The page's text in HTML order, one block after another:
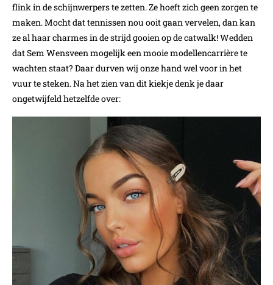
flink in de schijnwerpers te zetten. Ze hoeft zich geen zorgen te
maken. Mocht dat tennissen nou ooit gaan vervelen, dan kan
ze al haar charmes in de strijd gooien op de catwalk! Wedden
dat Sem Wensveen mogelijk een mooie modellencarrière te
wachten staat? Daar durven wij onze hand wel voor in het
vuur te steken. Na het zien van dit kiekje denk je daar
ongetwijfeld hetzelfde over: